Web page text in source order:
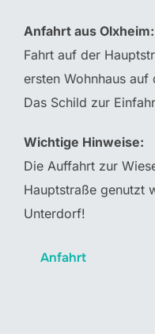
Anfahrt aus Olxheim:
Fahrt auf der
ersten Wohnhaus
Das Schild zur
Wichtige Hinweise:
Die Auffahrt zur
Hauptstraße genutzt
Unterdorf!
Anfahrt